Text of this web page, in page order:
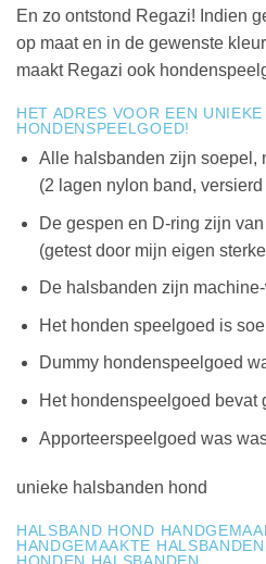
En zo ontstond Regazi! Indien
op maat en in de gewenste
maakt Regazi ook
HET ADRES VOOR EEN
HONDENSPEELGOED!
Alle halsbanden zijn soepel,
(2 lagen nylon band,
De gespen en D-ring zijn
(getest door mijn eigen
De halsbanden zijn
Het honden speelgoed is
Dummy hondenspeelgoed
Het hondenspeelgoed bevat
Apporteerspeelgoed was
unieke halsbanden hond
HALSBAND HOND
HANDGEMAAKTE HALSBANDEN